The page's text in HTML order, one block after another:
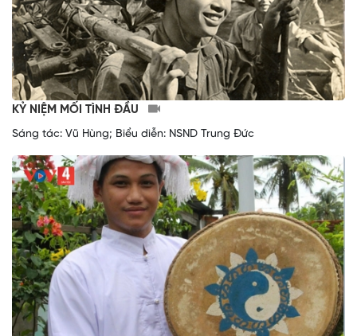
KỶ NIỆM MỐI TÌNH ĐẦU
Sáng tác: Vũ Hùng; Biểu diễn: NSND Trung Đức